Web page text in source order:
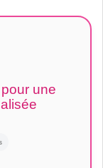
une